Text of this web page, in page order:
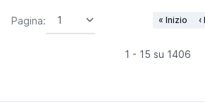
Pagina:
1 - 15 su 1406
« Inizio